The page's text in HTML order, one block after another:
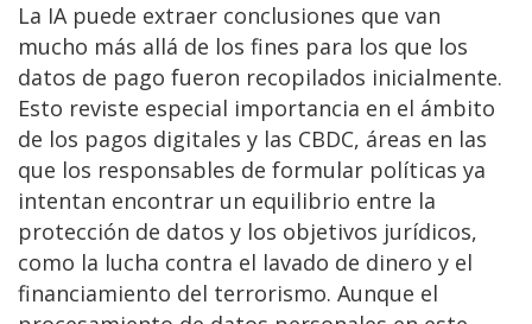
La IA puede extraer conclusiones que van
mucho más allá de los fines para los que los
datos de pago fueron recopilados inicialmente.
Esto reviste especial importancia en el ámbito
de los pagos digitales y las CBDC, áreas en las
que los responsables de formular políticas ya
intentan encontrar un equilibrio entre la
protección de datos y los objetivos jurídicos,
como la lucha contra el lavado de dinero y el
financiamiento del terrorismo. Aunque el